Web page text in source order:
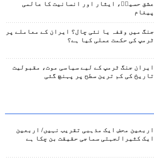
عشق حسینؑ، ایثار اور انسانیت کا عالمی
پیغام
جنگ میں وقفہ یا نئی چال؟ ایران کے معاملے پر
ٹرمپ کی حکمت عملی کیا ہے؟
ایران جنگ ٹرمپ کے لیے سیاسی موت، مقبولیت
تاریخ کی کم ترین سطح پر پہنچ گئی
اربعین محض ایک مذہبی تقریب نہیں/ اربعین
ایک کثیرالجہتی سماجی حقیقت بن چکا ہے